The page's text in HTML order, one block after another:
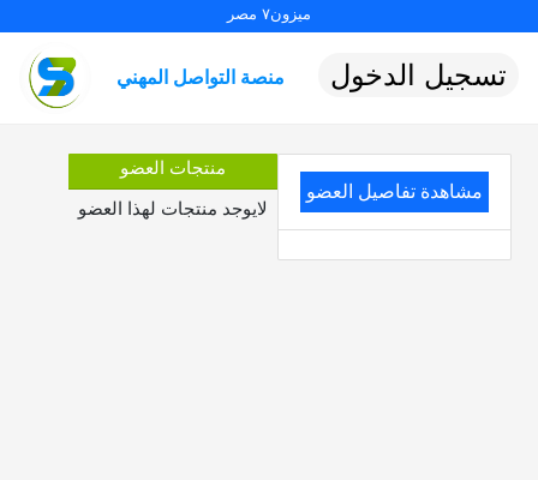
ميزون٧ مصر
منصة التواصل المهني تسجيل الدخول
مشاهدة تفاصيل العضو
منتجات العضو
لايوجد منتجات لهذا العضو